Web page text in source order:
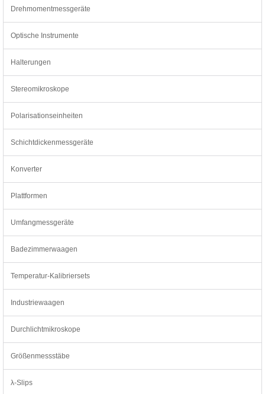
Drehmomentmessgeräte
Optische Instrumente
Halterungen
Stereomikroskope
Polarisationseinheiten
Schichtdickenmessgeräte
Konverter
Plattformen
Umfangmessgeräte
Badezimmerwaagen
Temperatur-Kalibriersets
Industriewaagen
Durchlichtmikroskope
Größenmessstäbe
λ-Slips